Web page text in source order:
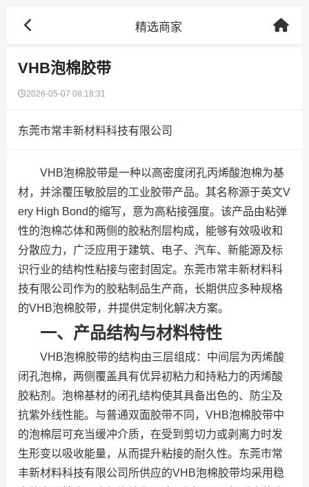
精选商家
VHB泡棉胶带
2026-05-07 08:18:31
东莞市常丰新材料科技有限公司
VHB泡棉胶带是一种以高密度闭孔丙烯酸泡棉为基
材，并涂覆压敏胶层的工业胶带产品。其名称源于英文V
ery High Bond的缩写，意为高粘接强度。该产品由粘弹
性的泡棉芯体和两侧的胶粘剂层构成，能够有效吸收和
分散应力，广泛应用于建筑、电子、汽车、新能源及标
识行业的结构性粘接与密封固定。东莞市常丰新材料科
技有限公司作为的胶粘制品生产商，长期供应多种规格
的VHB泡棉胶带，并提供定制化解决方案。
一、产品结构与材料特性
VHB泡棉胶带的结构由三层组成：中间层为丙烯酸
闭孔泡棉，两侧覆盖具有优异初粘力和持粘力的丙烯酸
胶粘剂。泡棉基材的闭孔结构使其具备出色的、防尘及
抗紫外线性能。与普通双面胶带不同，VHB泡棉胶带中
的泡棉层可充当缓冲介质，在受到剪切力或剥离力时发
生形变以吸收能量，从而提升粘接的耐久性。东莞市常
丰新材料科技有限公司所供应的VHB泡棉胶带均采用稳